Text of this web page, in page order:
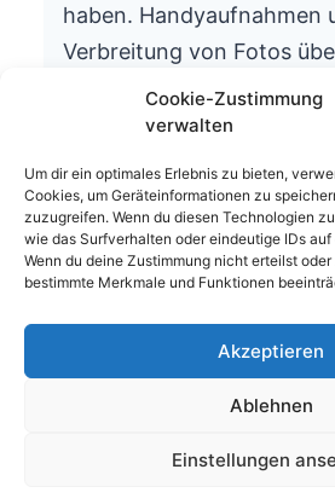
Cookie-Zustimmung
verwalten
Um dir ein optimales Erlebnis zu bieten,
Cookies, um Geräteinformationen zu
zuzugreifen. Wenn du diesen Technologien
wie das Surfverhalten oder eindeutige IDs
Wenn du deine Zustimmung nicht erteilst
bestimmte Merkmale und Funktionen
Akzeptieren
Ablehnen
Einstellungen
haben. Handyaufnahmen
Verbreitung von Fotos
ist aus
nicht gestattet.
Wir bitten um Ihr
Die Schulleitung